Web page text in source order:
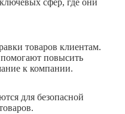
сфер, где они
товаров клиентам.
повысить
к компании.
для безопасной